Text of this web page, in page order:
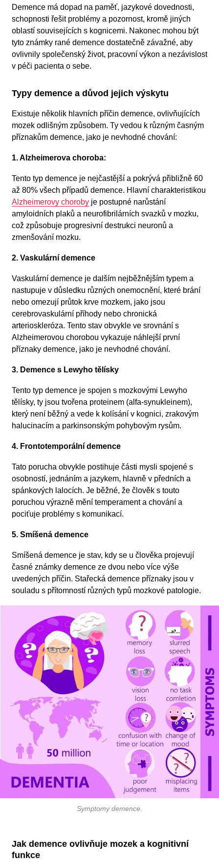
Demence má dopad na paměť, jazykové dovednosti,
schopnosti řešit problémy a pozornost, kromě jiných
oblastí souvisejících s kognicemi. Nakonec mohou být
tyto známky rané demence dostatečně závažné, aby
ovlivnily společenský život, pracovní výkon a nezávislost
v péči pacienta o sebe.
Typy demence a důvod jejich výskytu
Existuje několik hlavních příčin demence, ovlivňujících
mozek odlišným způsobem. Ty vedou k různým časným
příznakům demence, jako je nevhodné chování:
1.Alzheimerova choroba:
Tento typ demence je nejčastější a pokrývá přibližně 60
až 80% všech případů demence. Hlavní charakteristikou
Alzheimerovy choroby je postupné narůstání
amyloidních plaků a neurofibrilárních svazků v mozku,
což způsobuje progresivní destrukci neuronů a
zmenšování mozku.
2. Vaskulární demence
Vaskulární demence je dalším nejběžnějším typem a
nastupuje v důsledku různých onemocnění, které brání
nebo omezují průtok krve mozkem, jako jsou
cerebrovaskulární příhody nebo chronická
arterioskleróza. Tento stav obvykle ve srovnání s
Alzheimerovou chorobou vykazuje náhlejší první
příznaky demence, jako je nevhodné chování.
3. Demence s Lewyho tělísky
Tento typ demence je spojen s mozkovými Lewyho
tělísky, ty jsou tvořena proteinem (alfa-synukleinem),
který není běžný a vede k kolísání v kognici, zrakovým
halucinacím a parkinsonským pohybovým rysům.
4. Frontotemporální demence
Tato porucha obvykle postihuje části mysli spojené s
osobností, jednáním a jazykem, hlavně v předních a
spánkových lalocích. Je běžné, že člověk s touto
poruchou výrazně mění temperament a chování a
pociťuje problémy s komunikací.
5. Smíšená demence
Smíšená demence je stav, kdy se u člověka projevují
časné známky demence ze dvou nebo více výše
uvedených příčin. Stařecká demence příznaky jsou v
souladu s přítomností různých typů mozkové patologie.
Symptomy demence
Jak demence ovlivňuje mozek a kognitivní
funkce